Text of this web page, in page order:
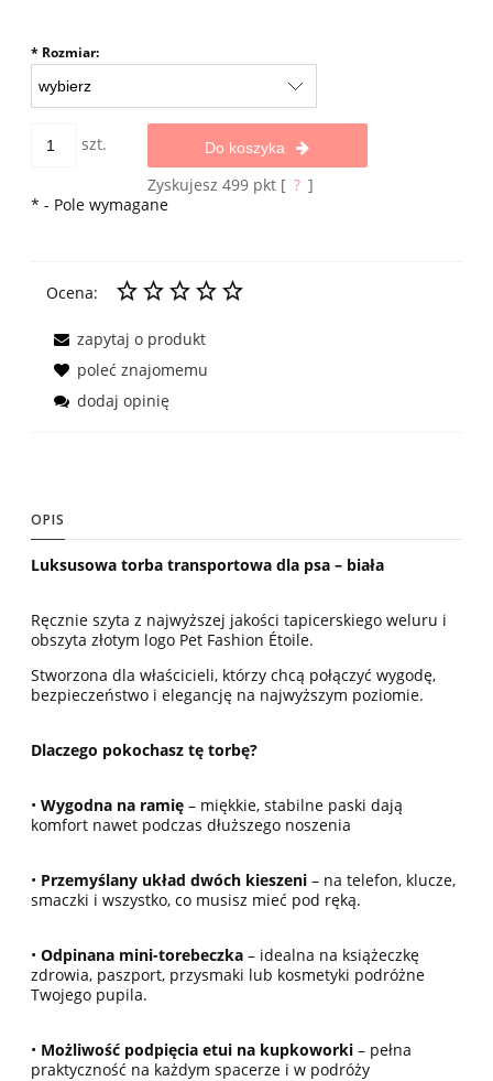
* Rozmiar:
szt. Do koszyka
Zyskujesz 499pkt [ ? ]
* - Pole wymagane
Ocena:
zapytaj o produkt
poleć znajomemu
dodaj opinię
OPIS
Luksusowa torba transportowa dla psa – biała
Ręcznie szyta z najwyższej jakości tapicerskiego weluru i
obszyta złotym logo Pet Fashion Étoile.
Stworzona dla właścicieli, którzy chcą połączyć wygodę,
bezpieczeństwo i elegancję na najwyższym poziomie.
Dlaczego pokochasz tę torbę?
• Wygodna na ramię – miękkie, stabilne paski dają
komfort nawet podczas dłuższego noszenia
• Przemyślany układ dwóch kieszeni – na telefon, klucze,
smaczki i wszystko, co musisz mieć pod ręką.
• Odpinana mini-torebeczka – idealna na książeczkę
zdrowia, paszport, przysmaki lub kosmetyki podróżne
Twojego pupila.
• Możliwość podpięcia etui na kupkoworki – pełna
praktyczność na każdym spacerze i w podróży